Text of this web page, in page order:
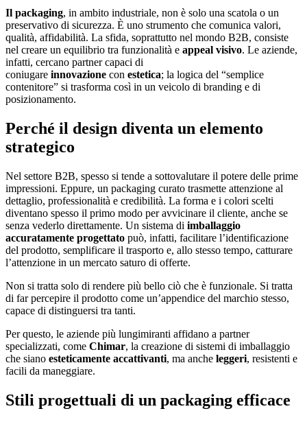
Il packaging, in ambito industriale, non è solo una scatola o un
preservativo di sicurezza. È uno strumento che comunica valori,
qualità, affidabilità. La sfida, soprattutto nel mondo B2B, consiste
nel creare un equilibrio tra funzionalità e appeal visivo. Le aziende,
infatti, cercano partner capaci di
coniugare innovazione con estetica; la logica del “semplice
contenitore” si trasforma così in un veicolo di branding e di
posizionamento.
Perché il design diventa un elemento
strategico
Nel settore B2B, spesso si tende a sottovalutare il potere delle prime
impressioni. Eppure, un packaging curato trasmette attenzione al
dettaglio, professionalità e credibilità. La forma e i colori scelti
diventano spesso il primo modo per avvicinare il cliente, anche se
senza vederlo direttamente. Un sistema di imballaggio
accuratamente progettato può, infatti, facilitare l’identificazione
del prodotto, semplificare il trasporto e, allo stesso tempo, catturare
l’attenzione in un mercato saturo di offerte.
Non si tratta solo di rendere più bello ciò che è funzionale. Si tratta
di far percepire il prodotto come un’appendice del marchio stesso,
capace di distinguersi tra tanti.
Per questo, le aziende più lungimiranti affidano a partner
specializzati, come Chimar, la creazione di sistemi di imballaggio
che siano esteticamente accattivanti, ma anche leggeri, resistenti e
facili da maneggiare.
Stili progettuali di un packaging efficace